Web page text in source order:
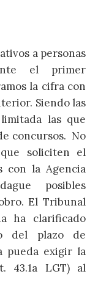
a personas
el primer
la cifra con
Siendo las
las que
concursos. No
soliciten el
con la Agencia
posibles
El Tribunal
ha clarificado
del plazo de
pueda exigir la
43.1a LGT) al